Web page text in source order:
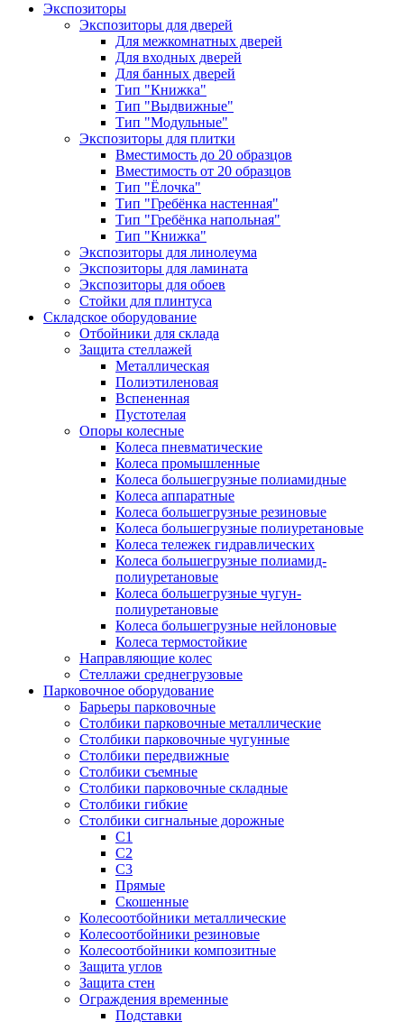
Экспозиторы
Экспозиторы для дверей
Для межкомнатных дверей
Для входных дверей
Для банных дверей
Тип "Книжка"
Тип "Выдвижные"
Тип "Модульные"
Экспозиторы для плитки
Вместимость до 20 образцов
Вместимость от 20 образцов
Тип "Ёлочка"
Тип "Гребёнка настенная"
Тип "Гребёнка напольная"
Тип "Книжка"
Экспозиторы для линолеума
Экспозиторы для ламината
Экспозиторы для обоев
Стойки для плинтуса
Складское оборудование
Отбойники для склада
Защита стеллажей
Металлическая
Полиэтиленовая
Вспененная
Пустотелая
Опоры колесные
Колеса пневматические
Колеса промышленные
Колеса большегрузные полиамидные
Колеса аппаратные
Колеса большегрузные резиновые
Колеса большегрузные полиуретановые
Колеса тележек гидравлических
Колеса большегрузные полиамид-
полиуретановые
Колеса большегрузные чугун-
полиуретановые
Колеса большегрузные нейлоновые
Колеса термостойкие
Направляющие колес
Стеллажи среднегрузовые
Парковочное оборудование
Барьеры парковочные
Столбики парковочные металлические
Столбики парковочные чугунные
Столбики передвижные
Столбики съемные
Столбики парковочные складные
Столбики гибкие
Столбики сигнальные дорожные
С1
С2
С3
Прямые
Скошенные
Колесоотбойники металлические
Колесоотбойники резиновые
Колесоотбойники композитные
Защита углов
Защита стен
Ограждения временные
Подставки